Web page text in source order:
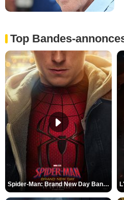
Top Bandes-
Spider-Man: Brand New Day Bande-annonce VO STFR